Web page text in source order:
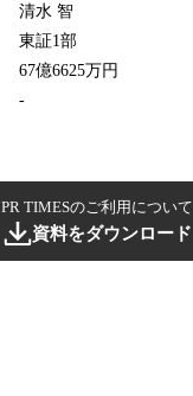
清水 智
東証1部
67億6625万円
-
PR TIMESのご利用について
資料をダウンロード